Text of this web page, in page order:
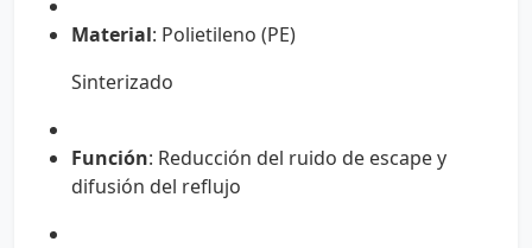
Material: Polietileno (PE)
Sinterizado
Función: Reducción del ruido de escape y
difusión del reflujo